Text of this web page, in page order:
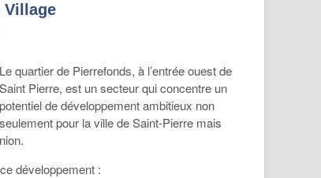
Village
Le quartier de Pierrefonds, à l’entrée ouest de
Saint Pierre, est un secteur qui concentre un
potentiel de développement ambitieux non
seulement pour la ville de Saint-Pierre mais
développement :